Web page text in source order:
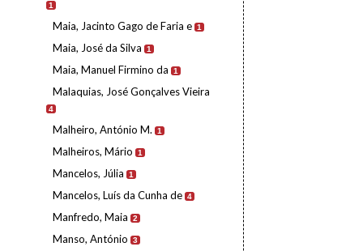
1
Maia, Jacinto Gago de Faria e 1
Maia, José da Silva 1
Maia, Manuel Firmino da 1
Malaquias, José Gonçalves Vieira
4
Malheiro, António M. 1
Malheiros, Mário 1
Mancelos, Júlia 1
Mancelos, Luís da Cunha de 4
Manfredo, Maia 2
Manso, António 3